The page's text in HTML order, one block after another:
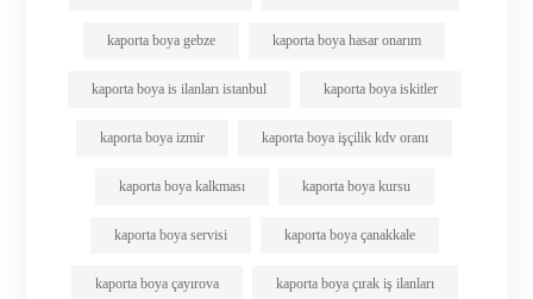
kaporta boya gebze kaporta boya hasar onarım
kaporta boya is ilanları istanbul kaporta boya iskitler
kaporta boya izmir kaporta boya işçilik kdv oranı
kaporta boya kalkması kaporta boya kursu
kaporta boya servisi kaporta boya çanakkale
kaporta boya çayırova kaporta boya çırak iş ilanları